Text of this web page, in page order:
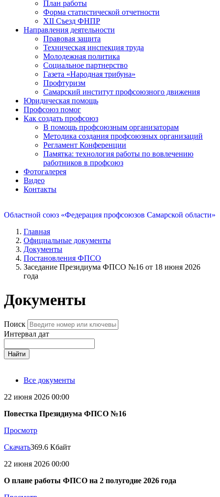
План работы
Форма статистической отчетности
XII Съезд ФНПР
Направления деятельности
Правовая защита
Техническая инспекция труда
Молодежная политика
Социальное партнерство
Газета «Народная трибуна»
Профтуризм
Самарский институт профсоюзного движения
Юридическая помощь
Профсоюз помог
Как создать профсоюз
В помощь профсоюзным организаторам
Методика создания профсоюзных организаций
Регламент Конференции
Памятка: технология работы по вовлечению
работников в профсоюз
Фотогалерея
Видео
Контакты
Областной союз «Федерация профсоюзов Самарской области»
Главная
Официальные документы
Документы
Постановления ФПСО
Заседание Президиума ФПСО №16 от 18 июня 2026
года
Документы
Поиск
Интервал дат
Найти
Все документы
22 июня 2026 00:00
Повестка Президиума ФПСО №16
Просмотр
Скачать369.6 Кбайт
22 июня 2026 00:00
О плане работы ФПСО на 2 полугодие 2026 года